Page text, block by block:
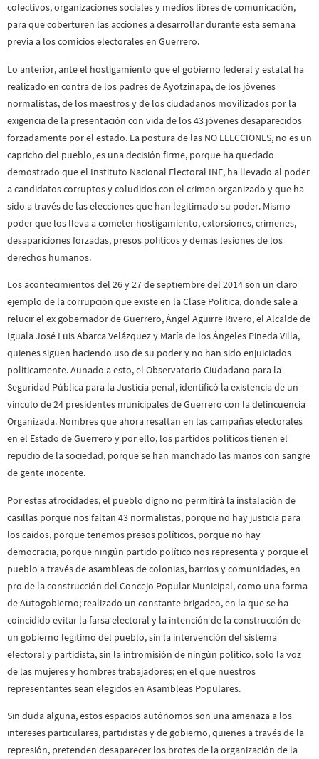
colectivos, organizaciones sociales y medios libres de comunicación,
para que coberturen las acciones a desarrollar durante esta semana
previa a los comicios electorales en Guerrero.
Lo anterior, ante el hostigamiento que el gobierno federal y estatal ha
realizado en contra de los padres de Ayotzinapa, de los jóvenes
normalistas, de los maestros y de los ciudadanos movilizados por la
exigencia de la presentación con vida de los 43 jóvenes desaparecidos
forzadamente por el estado. La postura de las NO ELECCIONES, no es un
capricho del pueblo, es una decisión firme, porque ha quedado
demostrado que el Instituto Nacional Electoral INE, ha llevado al poder
a candidatos corruptos y coludidos con el crimen organizado y que ha
sido a través de las elecciones que han legitimado su poder. Mismo
poder que los lleva a cometer hostigamiento, extorsiones, crímenes,
desapariciones forzadas, presos políticos y demás lesiones de los
derechos humanos.
Los acontecimientos del 26 y 27 de septiembre del 2014 son un claro
ejemplo de la corrupción que existe en la Clase Política, donde sale a
relucir el ex gobernador de Guerrero, Ángel Aguirre Rivero, el Alcalde de
Iguala José Luis Abarca Velázquez y María de los Ángeles Pineda Villa,
quienes siguen haciendo uso de su poder y no han sido enjuiciados
políticamente. Aunado a esto, el Observatorio Ciudadano para la
Seguridad Pública para la Justicia penal, identificó la existencia de un
vínculo de 24 presidentes municipales de Guerrero con la delincuencia
Organizada. Nombres que ahora resaltan en las campañas electorales
en el Estado de Guerrero y por ello, los partidos políticos tienen el
repudio de la sociedad, porque se han manchado las manos con sangre
de gente inocente.
Por estas atrocidades, el pueblo digno no permitirá la instalación de
casillas porque nos faltan 43 normalistas, porque no hay justicia para
los caídos, porque tenemos presos políticos, porque no hay
democracia, porque ningún partido político nos representa y porque el
pueblo a través de asambleas de colonias, barrios y comunidades, en
pro de la construcción del Concejo Popular Municipal, como una forma
de Autogobierno; realizado un constante brigadeo, en la que se ha
coincidido evitar la farsa electoral y la intención de la construcción de
un gobierno legítimo del pueblo, sin la intervención del sistema
electoral y partidista, sin la intromisión de ningún político, solo la voz
de las mujeres y hombres trabajadores; en el que nuestros
representantes sean elegidos en Asambleas Populares.
Sin duda alguna, estos espacios autónomos son una amenaza a los
intereses particulares, partidistas y de gobierno, quienes a través de la
represión, pretenden desaparecer los brotes de la organización de la